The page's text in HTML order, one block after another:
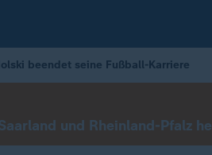
beendet seine Fußball-Karriere
und Rheinland-Pfalz